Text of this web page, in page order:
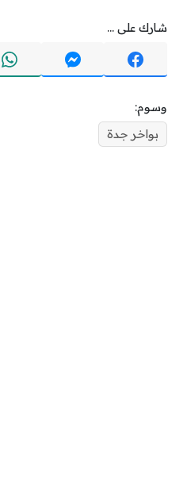
شارك على ...
وسوم:
بواخر جدة